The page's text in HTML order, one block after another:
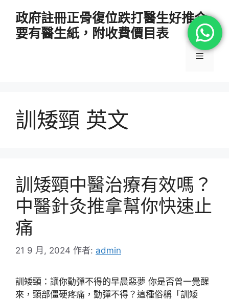
政府註冊正骨復位跌打醫生好推介
要有醫生紙，附收費價目表
選
訓矮頸 英文
訓矮頸中醫治療有效嗎？
中醫針灸推拿幫你快速止
痛
21 9 月, 2024 作者: admin
訓矮頸：讓你動彈不得的早晨惡夢 你是否曾一覺醒
來，頸部僵硬疼痛，動彈不得？這種俗稱「訓矮